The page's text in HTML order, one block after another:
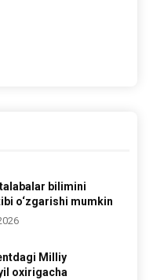
bilimini
o‘zgarishi mumkin
Milliy
oxirigacha